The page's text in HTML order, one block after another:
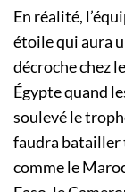
En réalité,
étoile qui aura
décroche chez
Égypte quand
soulevé le
faudra batailler
comme le